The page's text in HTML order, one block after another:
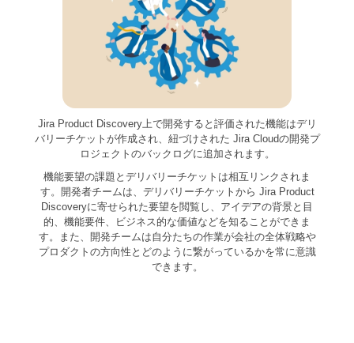
Jira Product Discovery上で開発すると評価された機能はデリ
バリーチケットが作成され、紐づけされた Jira Cloudの開発プ
ロジェクトのバックログに追加されます。
機能要望の課題とデリバリーチケットは相互リンクされま
す。開発者チームは、デリバリーチケットから Jira Product
Discoveryに寄せられた要望を閲覧し、アイデアの背景と目
的、機能要件、ビジネス的な価値などを知ることができま
す。また、開発チームは自分たちの作業が会社の全体戦略や
プロダクトの方向性とどのように繋がっているかを常に意識
できます。